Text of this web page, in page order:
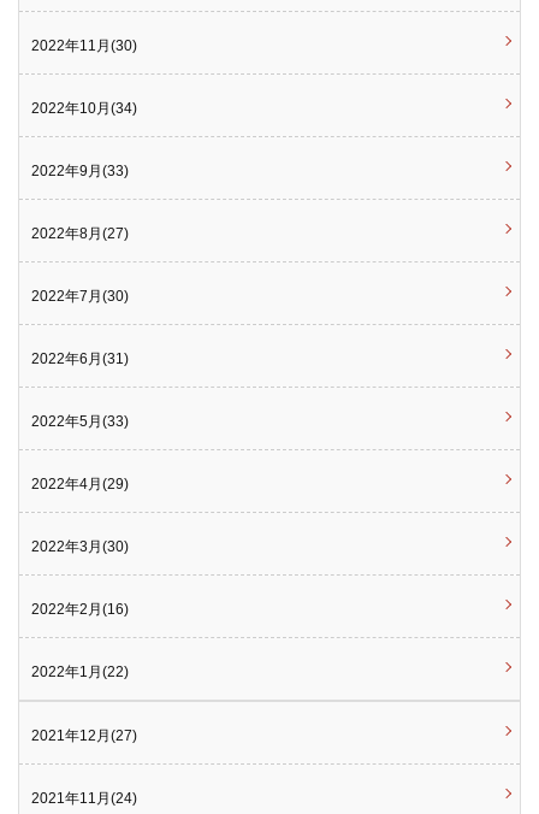
2022年11月(30)
2022年10月(34)
2022年9月(33)
2022年8月(27)
2022年7月(30)
2022年6月(31)
2022年5月(33)
2022年4月(29)
2022年3月(30)
2022年2月(16)
2022年1月(22)
2021年12月(27)
2021年11月(24)